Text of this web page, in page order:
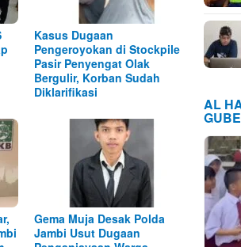
Kasus Dugaan
Pengeroyokan di Stockpile
Pasir Penyengat Olak
Bergulir, Korban Sudah
Diklarifikasi
Gema Muja Desak Polda
Jambi Usut Dugaan
AL